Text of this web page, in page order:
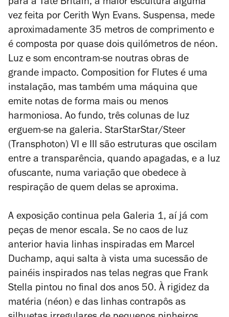
para a Tate Britain, a maior escultura alguma
vez feita por Cerith Wyn Evans. Suspensa, mede
aproximadamente 35 metros de comprimento e
é composta por quase dois quilómetros de néon.
Luz e som encontram-se noutras obras de
grande impacto. Composition for Flutes é uma
instalação, mas também uma máquina que
emite notas de forma mais ou menos
harmoniosa. Ao fundo, três colunas de luz
erguem-se na galeria. StarStarStar/Steer
(Transphoton) VI e III são estruturas que oscilam
entre a transparência, quando apagadas, e a luz
ofuscante, numa variação que obedece à
respiração de quem delas se aproxima.
A exposição continua pela Galeria 1, aí já com
peças de menor escala. Se no caos de luz
anterior havia linhas inspiradas em Marcel
Duchamp, aqui salta à vista uma sucessão de
painéis inspirados nas telas negras que Frank
Stella pintou no final dos anos 50. À rigidez da
matéria (néon) e das linhas contrapôs as